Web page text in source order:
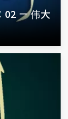
02 － 伟大